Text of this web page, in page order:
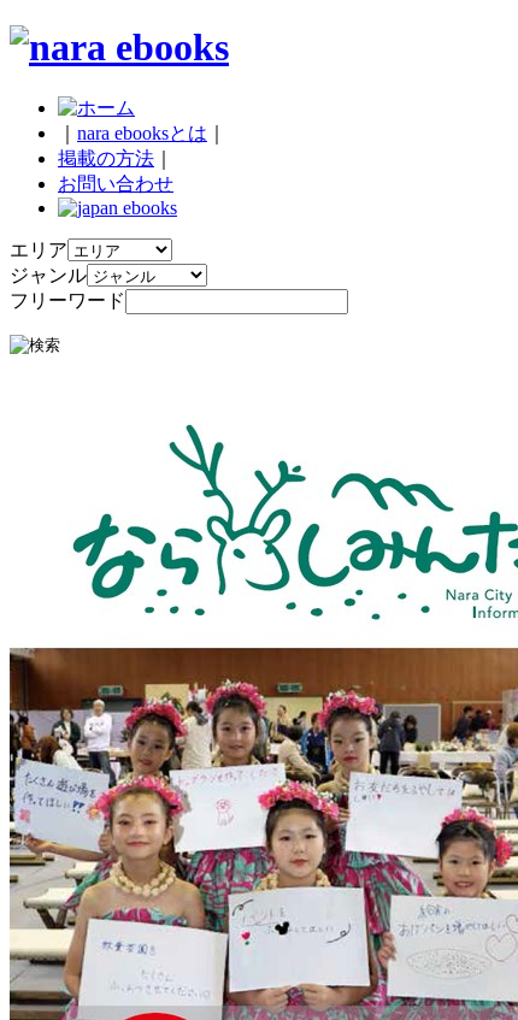
nara ebooksとは
掲載の方法
お問い合わせ
エリア
ジャンル
フリーワード